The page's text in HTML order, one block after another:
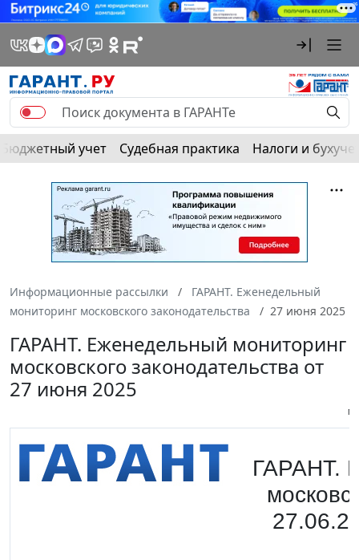
Бюджетный учет Судебная практика Налоги и
Информационные рассылки
ГАРАНТ. Еженедельный
мониторинг московского законодательства
27 июня 2025
ГАРАНТ. Еженедельный мониторинг
московского законодательства от
27 июня 2025
ГАРАНТ.